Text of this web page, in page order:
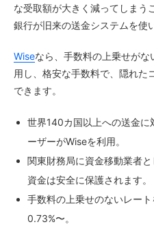
な受取額が大きく減ってしまう
銀行が旧来の送金システムを使
Wiseなら、手数料の上乗せが
用し、格安な手数料で、隠れた
できます。
世界140カ国以上への送金
ーザーがWiseを利用。
関東財務局に資金移動業者
資金は安全に保護されます。
手数料の上乗せのないレー
0.73%〜。